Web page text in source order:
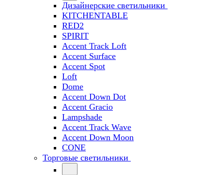
Дизайнерские светильники
KITCHENTABLE
RED2
SPIRIT
Accent Track Loft
Accent Surface
Accent Spot
Loft
Dome
Accent Down Dot
Accent Gracio
Lampshade
Accent Track Wave
Accent Down Moon
CONE
Торговые светильники